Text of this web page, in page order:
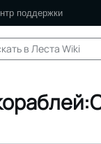
поддержки